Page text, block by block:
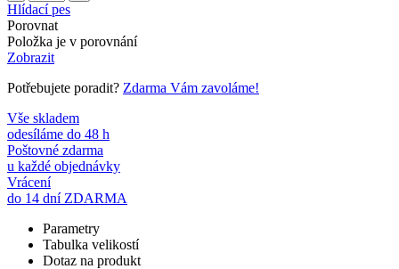
Hlídací pes
Porovnat
Položka je v porovnání
Zobrazit
Potřebujete poradit? Zdarma Vám zavoláme!
Vše skladem
odesíláme do 48 h
Poštovné zdarma
u každé objednávky
Vrácení
do 14 dní ZDARMA
Parametry
Tabulka velikostí
Dotaz na produkt